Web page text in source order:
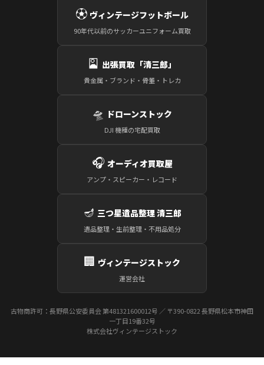
⚽ ヴィンテージフットボール
90年代以前のサッカーユニフォーム買取
🎴 出張買取「清三郎」
貴金属・ブランド・骨董・トレカ
🛸 ドローンストック
DJI 機種の宅配買取
🎧 オーディオ買取屋
アンプ・スピーカー・レコード
🪔 三つ星遺品整理 清三郎
遺品整理・生前整理・不用品処分
🏢 ヴィンテージストック
運営会社
古物商許可：長野県公安委員会 第481321600012号 ／ 〒390-0822 長野県松本市神田
一丁目19番32号
株式会社ヴィンテージストック